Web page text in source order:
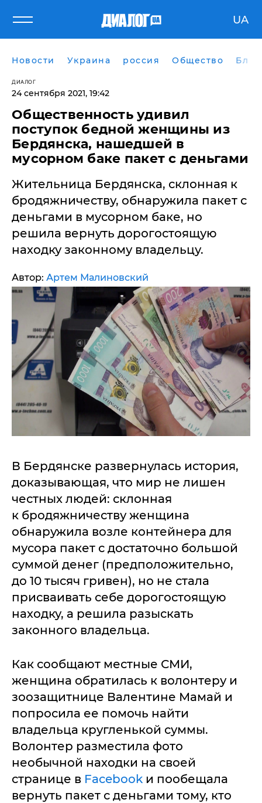
UA
Новости Украина россия Общество
ДИАЛОГ
24 сентября 2021, 19:42
Общественность удивил
поступок бедной женщины из
Бердянска, нашедшей в
мусорном баке пакет с деньгами
Жительница Бердянска, склонная к
бродяжничеству, обнаружила пакет с
деньгами в мусорном баке, но
решила вернуть дорогостоящую
находку законному владельцу.
Автор: Артем Малиновский
В Бердянске развернулась история,
доказывающая, что мир не лишен
честных людей: склонная
к бродяжничеству женщина
обнаружила возле контейнера для
мусора пакет с достаточно большой
суммой денег (предположительно,
до 10 тысяч гривен), но не стала
присваивать себе дорогостоящую
находку, а решила разыскать
законного владельца.
Как сообщают местные СМИ,
женщина обратилась к волонтеру и
зоозащитнице Валентине Мамай и
попросила ее помочь найти
владельца кругленькой суммы.
Волонтер разместила фото
необычной находки на своей
странице в Facebook и пообещала
вернуть пакет с деньгами тому, кто